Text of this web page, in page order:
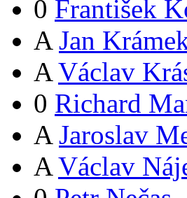
0 František
A Jan
A Václav
0 Richard
A Jaroslav
A Václav